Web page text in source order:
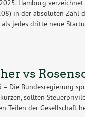
Hamburg
in der absoluten Zahl
jedes dritte neue
vs
– Die Bundesregierung
sollten
Teilen der Gesellschaft